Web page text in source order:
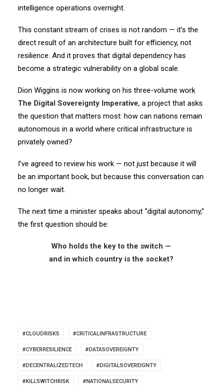
intelligence operations overnight.
This constant stream of crises is not random — it’s the
direct result of an architecture built for efficiency, not
resilience. And it proves that digital dependency has
become a strategic vulnerability on a global scale.
Dion Wiggins is now working on his three-volume work
The Digital Sovereignty Imperative, a project that asks
the question that matters most: how can nations remain
autonomous in a world where critical infrastructure is
privately owned?
I’ve agreed to review his work — not just because it will
be an important book, but because this conversation can
no longer wait.
The next time a minister speaks about “digital autonomy,”
the first question should be:
Who holds the key to the switch —
and in which country is the socket?
#CLOUDRISKS #CRITICALINFRASTRUCTURE
#CYBERRESILIENCE #DATASOVEREIGNTY
#DECENTRALIZEDTECH #DIGITALSOVEREIGNTY
#KILLSWITCHRISK #NATIONALSECURITY